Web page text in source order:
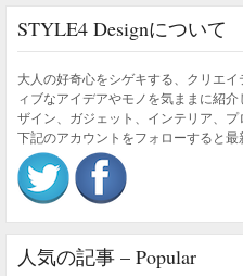
STYLE4 Designについて
大人の好奇心をシゲキする、クリエ
ィブなアイデアやモノを気ままに紹
ザイン、ガジェット、インテリア、プ
下記のアカウントをフォローすると最
人気の記事 – Popular